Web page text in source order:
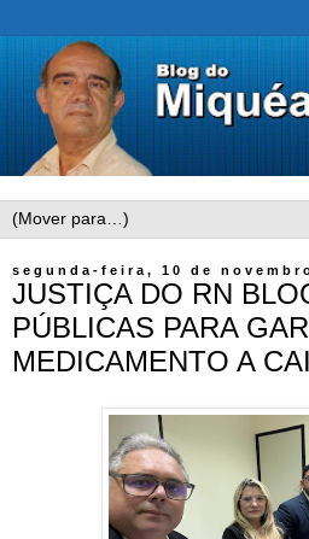
segunda-feira, 10 de
JUSTIÇA DO RN
PÚBLICAS PARA
MEDICAMENTO A